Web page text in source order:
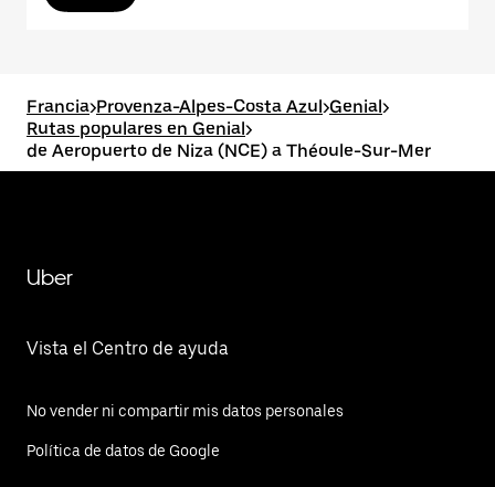
Francia>Provenza-Alpes-Costa Azul>Genial>
Rutas populares en Genial>
de Aeropuerto de Niza (NCE) a Théoule-Sur-Mer
Uber
Vista el Centro de ayuda
No vender ni compartir mis datos personales
Política de datos de Google